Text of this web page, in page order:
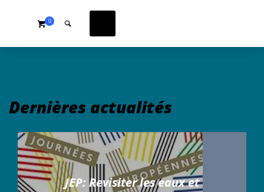
0
Dernières actualités
JEP: Revisiter les eaux et